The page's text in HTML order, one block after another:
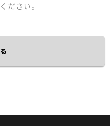
ださい。